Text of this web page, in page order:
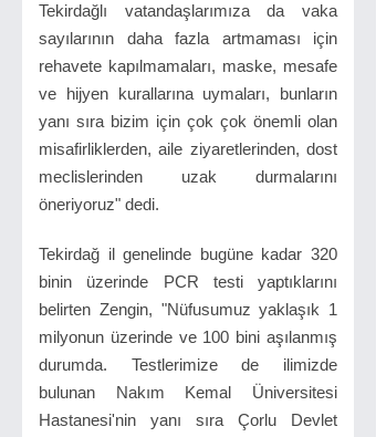
Tekirdağlı vatandaşlarımıza da vaka
sayılarının daha fazla artmaması için
rehavete kapılmamaları, maske, mesafe
ve hijyen kurallarına uymaları, bunların
yanı sıra bizim için çok çok önemli olan
misafirliklerden, aile ziyaretlerinden, dost
meclislerinden uzak durmalarını
öneriyoruz" dedi.
Tekirdağ il genelinde bugüne kadar 320
binin üzerinde PCR testi yaptıklarını
belirten Zengin, "Nüfusumuz yaklaşık 1
milyonun üzerinde ve 100 bini aşılanmış
durumda. Testlerimize de ilimizde
bulunan Nakım Kemal Üniversitesi
Hastanesi'nin yanı sıra Çorlu Devlet